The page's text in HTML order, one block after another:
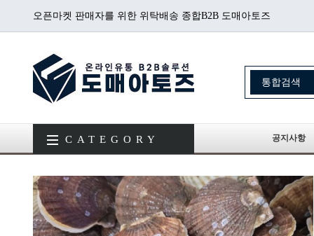
오픈마켓 판매자를 위한 위탁배송 종합B2B 도매아토즈
CATEGORY 공지사항